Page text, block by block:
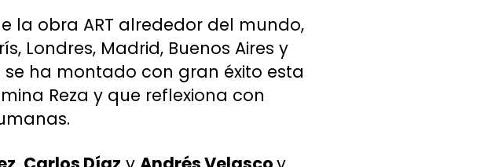
la obra ART alrededor del mundo,
Londres, Madrid, Buenos Aires y
ha montado con gran éxito esta
Reza y que reflexiona con